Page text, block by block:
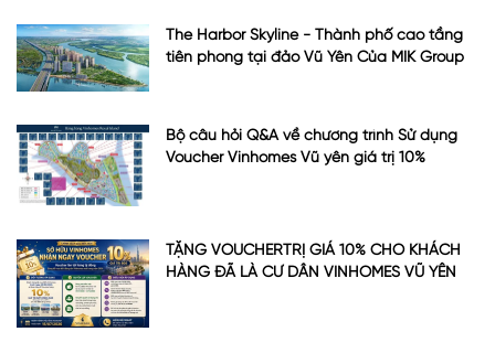
The Harbor Skyline - Thành phố cao tầng
tiên phong tại đảo Vũ Yên Của MIK Group
Bộ câu hỏi Q&A về chương trình Sử dụng
Voucher Vinhomes Vũ yên giá trị 10%
TẶNG VOUCHERTRỊ GIÁ 10% CHO KHÁCH
HÀNG ĐÃ LÀ CƯ DÂN VINHOMES VŨ YÊN